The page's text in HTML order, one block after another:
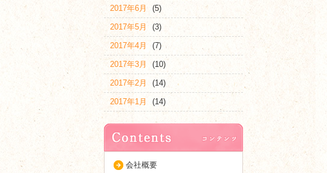
2017年6月 (5)
2017年5月 (3)
2017年4月 (7)
2017年3月 (10)
2017年2月 (14)
2017年1月 (14)
会社概要